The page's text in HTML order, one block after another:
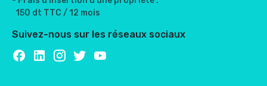
150 dt TTC / 12 mois
Suivez-nous sur les réseaux sociaux